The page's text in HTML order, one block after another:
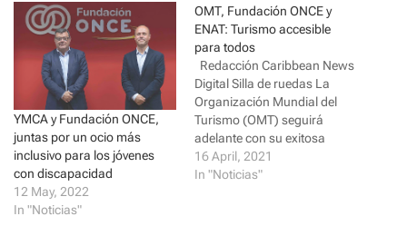
a
r
e
n
T
w
i
t
t
e
r
(
O
p
e
n
s
a
r
e
o
n
b
o
o
k
O
YMCA y Fundación ONCE,
juntas por un ocio más
inclusivo para los jóvenes
con discapacidad
12 May, 2022
In "Noticias"
OMT, Fundación ONCE y
ENAT: Turismo accesible
para todos
Redacción Caribbean News
Digital Silla de ruedas La
Organización Mundial del
Turismo (OMT) seguirá
adelante con su exitosa
alianza con la Fundación
ONCE de España y la Red
16 April, 2021
In "Noticias"